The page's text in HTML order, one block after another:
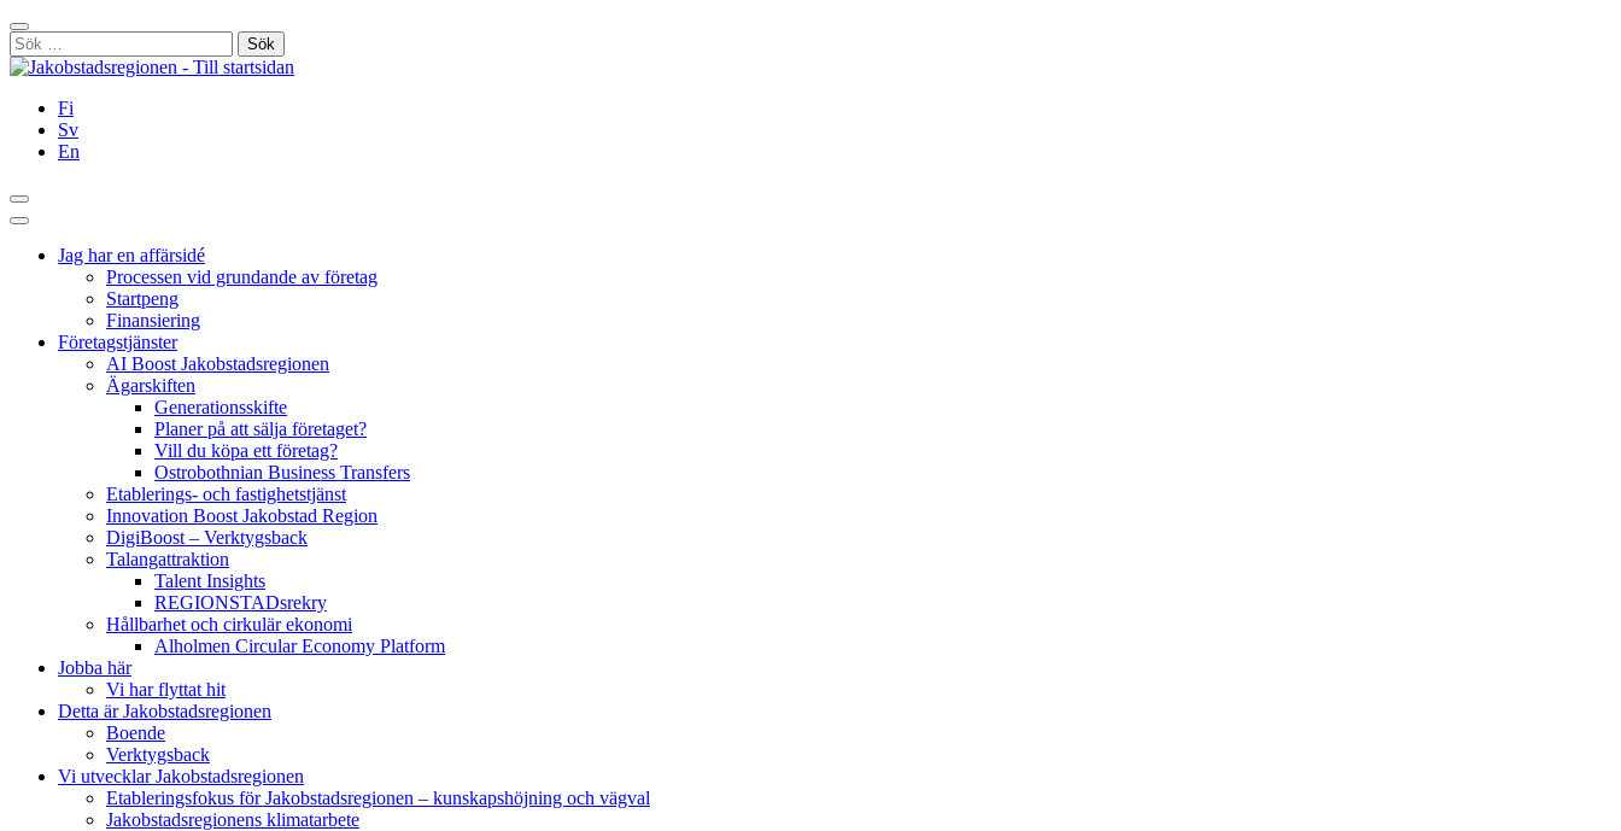
Hoppa
till
innehållet
Stäng
Sök
efter:
Fi
Sv
En
Sök
Huvudmeny
Jag har en affärsidé
Processen vid grundande av företag
Startpeng
Finansiering
Företagstjänster
AI Boost Jakobstadsregionen
Ägarskiften
Generationsskifte
Planer på att sälja företaget?
Vill du köpa ett företag?
Ostrobothnian Business Transfers
Etablerings- och fastighetstjänst
Innovation Boost Jakobstad Region
DigiBoost – Verktygsback
Talangattraktion
Talent Insights
REGIONSTADsrekry
Hållbarhet och cirkulär ekonomi
Alholmen Circular Economy Platform
Jobba här
Vi har flyttat hit
Detta är Jakobstadsregionen
Boende
Verktygsback
Vi utvecklar Jakobstadsregionen
Etableringsfokus för Jakobstadsregionen – kunskapshöjning och vägval
Jakobstadsregionens klimatarbete